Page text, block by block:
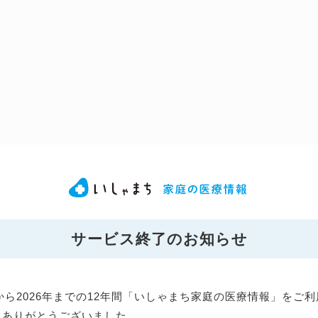
サービス終了のお知らせ
ら2026年までの12年間「いしゃまち家庭の医療情報」をご
りがとうございました。